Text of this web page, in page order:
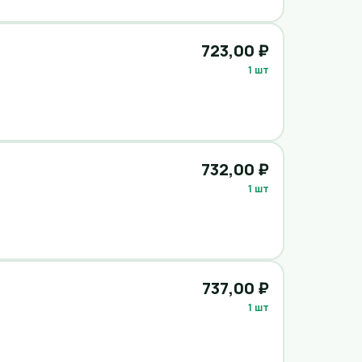
723,00 ₽
1 шт
732,00 ₽
1 шт
737,00 ₽
1 шт